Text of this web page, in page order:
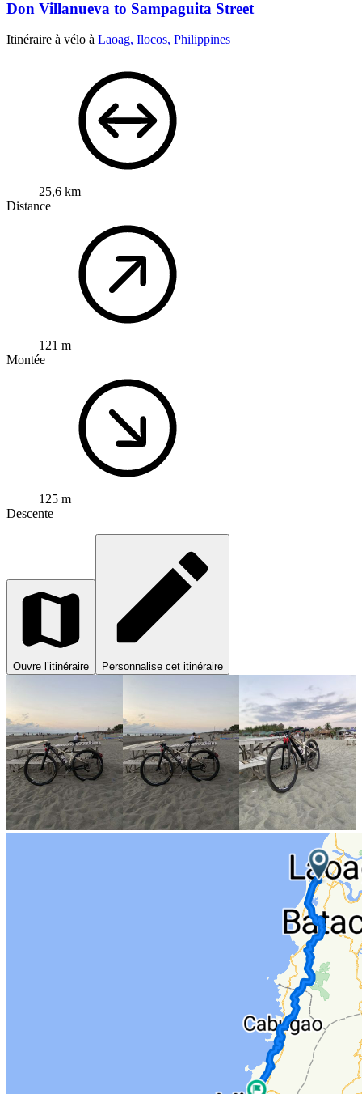
Don Villanueva to Sampaguita Street
Itinéraire à vélo à Laoag, Ilocos, Philippines
25,6 km
Distance
121 m
Montée
125 m
Descente
Ouvre l’itinéraire Personnalise cet itinéraire